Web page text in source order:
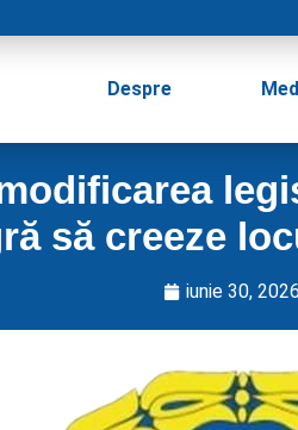
Despre
să creeze
iunie 30, 2026